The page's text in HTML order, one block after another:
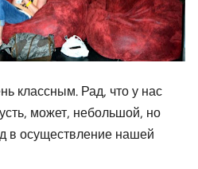
классным. Рад, что у нас
может, небольшой, но
в осуществление нашей